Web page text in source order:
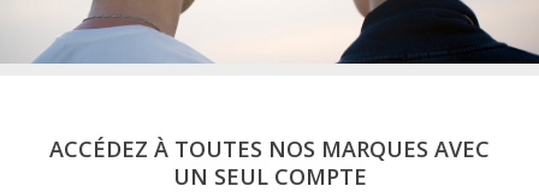
ACCÉDEZ À TOUTES NOS MARQUES AVEC
UN SEUL COMPTE